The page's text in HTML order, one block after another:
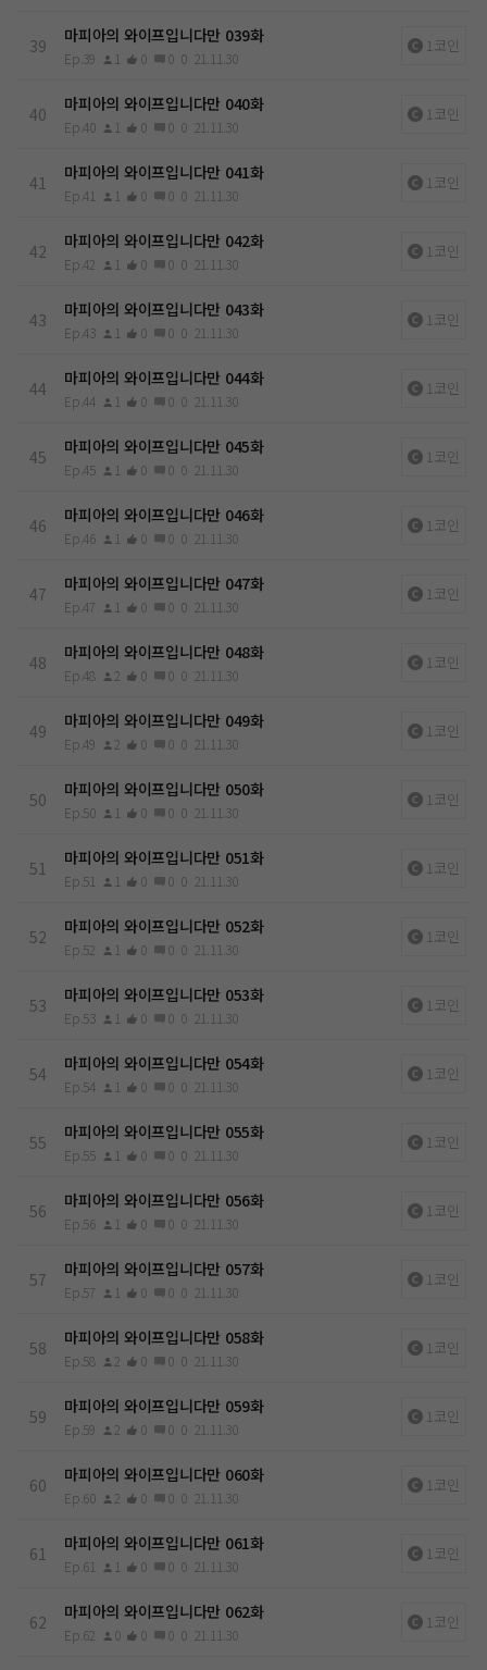
39 마피아의 와이프입니다만 039화
Ep.39 1 0 0 0 21.11.30
1코인
40 마피아의 와이프입니다만 040화
Ep.40 1 0 0 0 21.11.30
1코인
41 마피아의 와이프입니다만 041화
Ep.41 1 0 0 0 21.11.30
1코인
42 마피아의 와이프입니다만 042화
Ep.42 1 0 0 0 21.11.30
1코인
43 마피아의 와이프입니다만 043화
Ep.43 1 0 0 0 21.11.30
1코인
44 마피아의 와이프입니다만 044화
Ep.44 1 0 0 0 21.11.30
1코인
45 마피아의 와이프입니다만 045화
Ep.45 1 0 0 0 21.11.30
1코인
46 마피아의 와이프입니다만 046화
Ep.46 1 0 0 0 21.11.30
1코인
47 마피아의 와이프입니다만 047화
Ep.47 1 0 0 0 21.11.30
1코인
48 마피아의 와이프입니다만 048화
Ep.48 2 0 0 0 21.11.30
1코인
49 마피아의 와이프입니다만 049화
Ep.49 2 0 0 0 21.11.30
1코인
50 마피아의 와이프입니다만 050화
Ep.50 1 0 0 0 21.11.30
1코인
51 마피아의 와이프입니다만 051화
Ep.51 1 0 0 0 21.11.30
1코인
52 마피아의 와이프입니다만 052화
Ep.52 1 0 0 0 21.11.30
1코인
53 마피아의 와이프입니다만 053화
Ep.53 1 0 0 0 21.11.30
1코인
54 마피아의 와이프입니다만 054화
Ep.54 1 0 0 0 21.11.30
1코인
55 마피아의 와이프입니다만 055화
Ep.55 1 0 0 0 21.11.30
1코인
56 마피아의 와이프입니다만 056화
Ep.56 1 0 0 0 21.11.30
1코인
57 마피아의 와이프입니다만 057화
Ep.57 1 0 0 0 21.11.30
1코인
58 마피아의 와이프입니다만 058화
Ep.58 2 0 0 0 21.11.30
1코인
59 마피아의 와이프입니다만 059화
Ep.59 2 0 0 0 21.11.30
1코인
60 마피아의 와이프입니다만 060화
Ep.60 2 0 0 0 21.11.30
1코인
61 마피아의 와이프입니다만 061화
Ep.61 1 0 0 0 21.11.30
1코인
62 마피아의 와이프입니다만 062화
Ep.62 0 0 0 0 21.11.30
1코인